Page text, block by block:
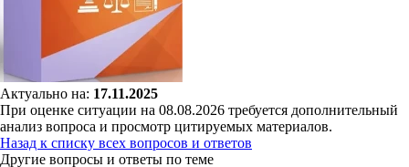
Актуально на: 17.11.2025
При оценке ситуации на 08.08.2026 требуется дополнительный
анализ вопроса и просмотр цитируемых материалов.
Назад к списку всех вопросов и ответов
Другие вопросы и ответы по теме